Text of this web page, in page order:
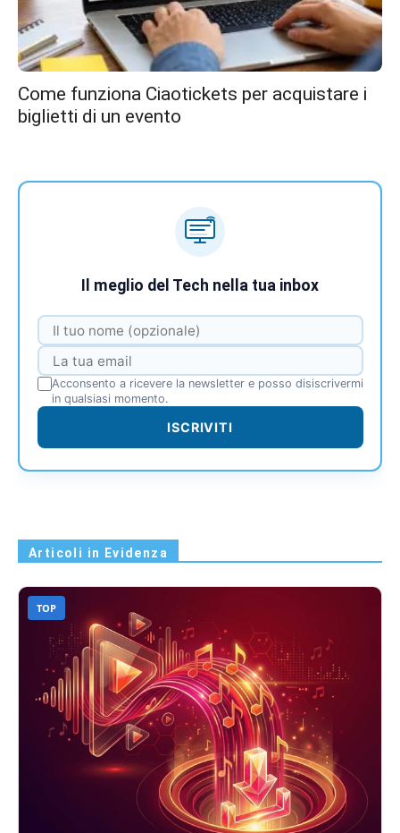
Come funziona Ciaotickets per acquistare i
biglietti di un evento
Il meglio del Tech nella tua inbox
Acconsento a ricevere la newsletter e posso disiscrivermi
in qualsiasi momento.
ISCRIVITI
Articoli in Evidenza
TOP